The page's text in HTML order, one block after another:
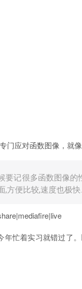
门应对函数图像，就
要记很多函数图像的
,方便比较,速度也极快.
年忙着实习就错过了